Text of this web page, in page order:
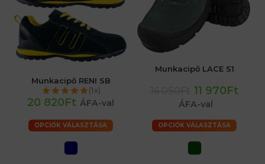
Munkacipő RENI SB
(1x)
20 820Ft ÁFA-val
OPCIÓK VÁLASZTÁSA
Munkacipő LACE S1
11 970Ft
ÁFA-val
OPCIÓK VÁLASZTÁSA